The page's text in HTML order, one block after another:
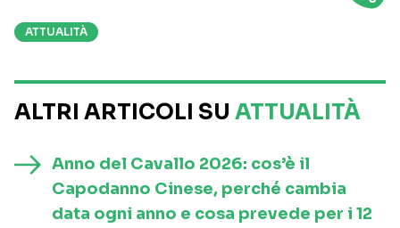
ATTUALITÀ
ALTRI ARTICOLI SU ATTUALITÀ
Anno del Cavallo 2026: cos’è il
Capodanno Cinese, perché cambia
data ogni anno e cosa prevede per i 12